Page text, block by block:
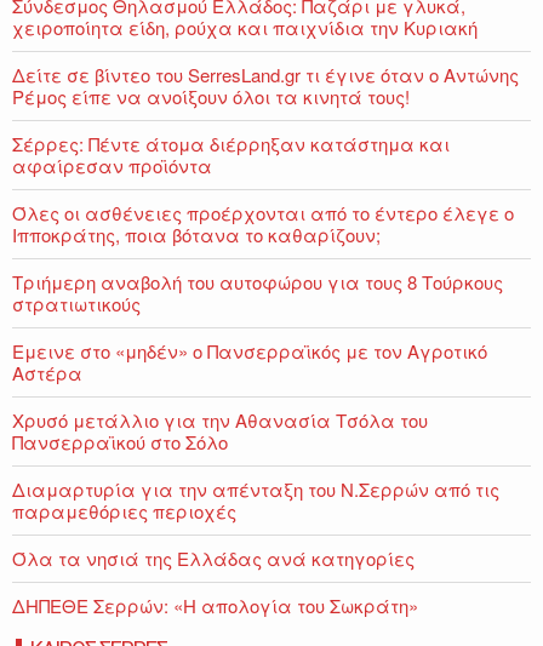
χειροποίητα είδη, ρούχα και παιχνίδια την Κυριακή
Δείτε σε βίντεο του SerresLand.gr τι έγινε όταν ο Αντώνης
Ρέμος είπε να ανοίξουν όλοι τα κινητά τους!
Σέρρες: Πέντε άτομα διέρρηξαν κατάστημα και
αφαίρεσαν προϊόντα
Όλες οι ασθένειες προέρχονται από το έντερο έλεγε ο
Ιπποκράτης, ποια βότανα το καθαρίζουν;
Τριήμερη αναβολή του αυτοφώρου για τους 8 Τούρκους
στρατιωτικούς
Εμεινε στο «μηδέν» o Πανσερραϊκός με τον Αγροτικό
Αστέρα
Χρυσό μετάλλιο για την Αθανασία Τσόλα του
Πανσερραϊκού στο Σόλο
Διαμαρτυρία για την απένταξη του Ν.Σερρών από τις
παραμεθόριες περιοχές
Όλα τα νησιά της Ελλάδας ανά κατηγορίες
ΔΗΠΕΘΕ Σερρών: «Η απολογία του Σωκράτη»